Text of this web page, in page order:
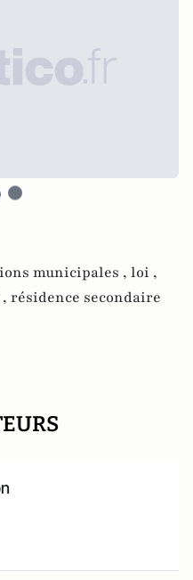
municipales , loi ,
résidence secondaire